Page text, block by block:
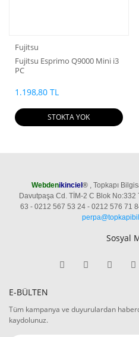
Fujitsu
Fujitsu Esprimo Q9000 Mini i3
PC
1.198,80 TL
STOKTA YOK
Webdenikinciel ®, Topkapı
Davutpaşa Cd. TİM-2 C Blok No:332
63 - 0212 567 53 24 - 0212 576 71
Sosyal
E-BÜLTEN
Tüm kampanya ve duyurulardan
kaydolunuz.